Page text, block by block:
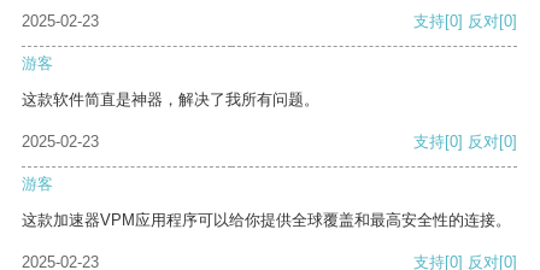
2025-02-23
支持[0] 反对[0]
游客
这款软件简直是神器，解决了我所有问题。
2025-02-23 支持[0] 反对[0]
游客
这款加速器VPM应用程序可以给你提供全球覆盖和最高安全性的连接。
2025-02-23 支持[0] 反对[0]